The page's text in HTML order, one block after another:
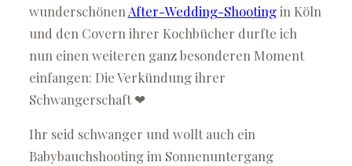
wunderschönen After-Wedding-Shootingin Köln
und den Covern ihrer Kochbücher durfte ich
nun einen weiteren ganz besonderen Moment
einfangen: Die Verkündung ihrer
Schwangerschaft ❤
Ihr seid schwanger und wollt auch ein
Babybauchshooting im Sonnenuntergang